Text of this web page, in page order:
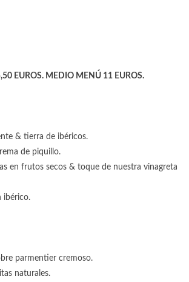
EUROS. MEDIO MENÚ 11 EUROS.
& tierra de ibéricos.
de piquillo.
en frutos secos & toque de nuestra vinagreta
ibérico.
parmentier cremoso.
naturales.